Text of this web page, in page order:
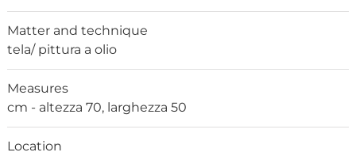
Matter and technique
tela/ pittura a olio
Measures
cm - altezza 70, larghezza 50
Location